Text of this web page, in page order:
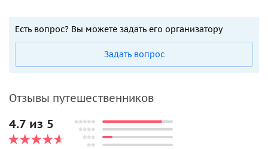
Есть вопрос? Вы можете задать его организатору
Задать вопрос
Отзывы путешественников
4.7 из 5